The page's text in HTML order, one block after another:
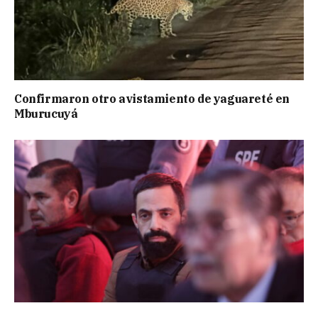
Confirmaron otro avistamiento de yaguareté en
Mburucuyá